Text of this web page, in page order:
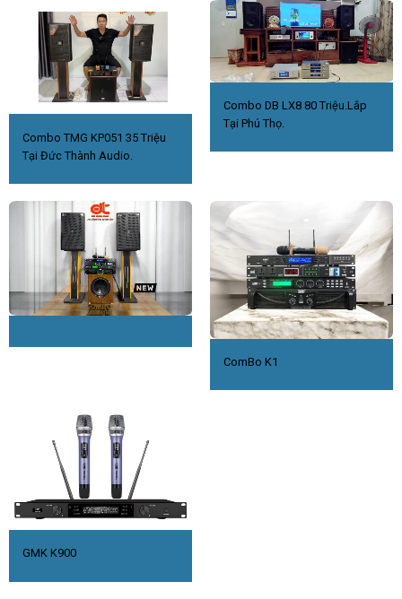
Combo TMG KP051 35 Triệu
Tại Đức Thành Audio.
Combo DB LX8 80 Triệu.Lắp
Tại Phú Thọ.
ComBo K1
GMK K900